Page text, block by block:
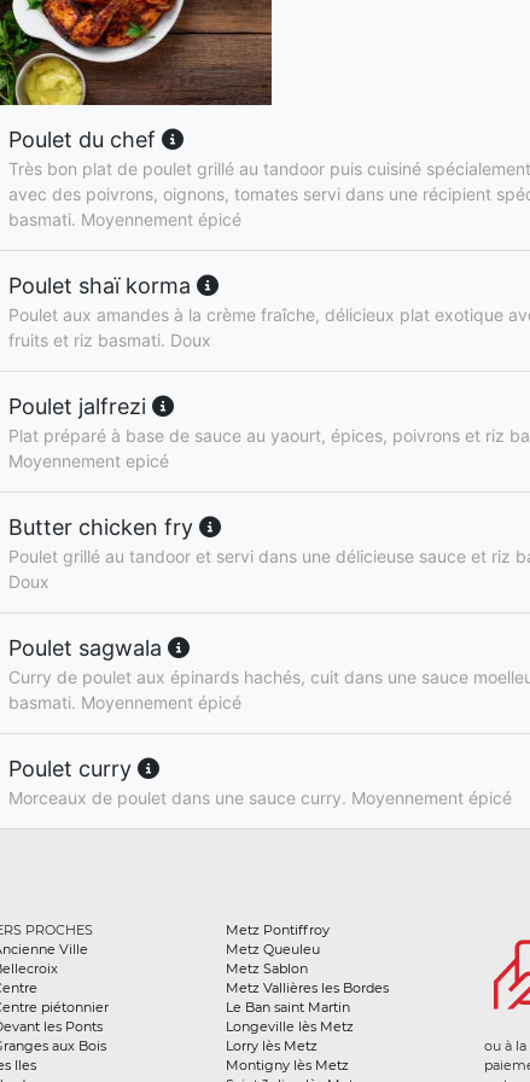
Poulet du chef
Très bon plat de poulet grillé au tandoor puis cuisiné
avec des poivrons, oignons, tomates servi dans une récipient
basmati. Moyennement épicé
Poulet shaï korma
Poulet aux amandes à la crème fraîche, délicieux plat exotique
fruits et riz basmati. Doux
Poulet jalfrezi
Plat préparé à base de sauce au yaourt, épices, poivrons et riz
Moyennement epicé
Butter chicken fry
Poulet grillé au tandoor et servi dans une délicieuse sauce et riz
Doux
Poulet sagwala
Curry de poulet aux épinards hachés, cuit dans une sauce
basmati. Moyennement épicé
Poulet curry
Morceaux de poulet dans une sauce curry. Moyennement épicé
PROCHES
Ville
piétonnier
les Ponts
aux Bois
Iles
Metz Pontiffroy
Metz Queuleu
Metz Sablon
Metz Vallières les Bordes
Le Ban saint Martin
Longeville lès Metz
Lorry lès Metz
Montigny lès Metz
ou à